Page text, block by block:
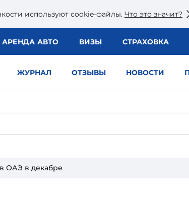
используют сookie-файлы. Что это значит?
АРЕНДА АВТО ВИЗЫ СТРАХОВКА
ЖУРНАЛ ОТЗЫВЫ НОВОСТИ
ОАЭ в декабре